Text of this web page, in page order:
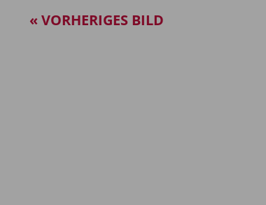
« VORHERIGES BILD